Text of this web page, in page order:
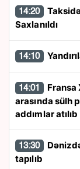
14:20
Saxlanıldı
14:10
14:01
arasında sülh
addımlar atılıb
13:30
tapılıb